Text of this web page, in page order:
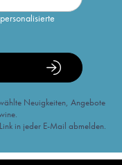
Neuigkeiten, Angebote
in jeder E-Mail abmelden.